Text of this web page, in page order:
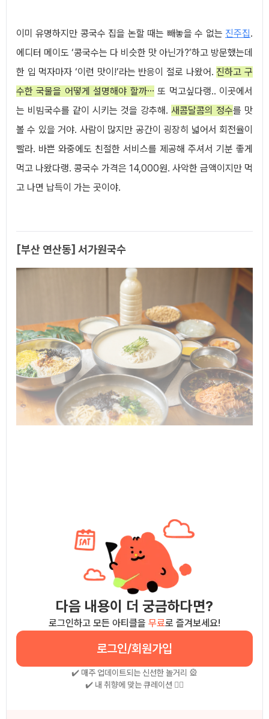
이미 유명하지만 콩국수 집을 논할 때는 빼놓을 수 없는 진주집.
에디터 메이도 ‘콩국수는 다 비슷한 맛 아닌가?’하고 방문했는데
한 입 먹자마자 ‘이런 맛이!’라는 반응이 절로 나왔어. 진하고 구
수한 국물을 어떻게 설명해야 할까… 또 먹고싶다랭.. 이곳에서
는 비빔국수를 같이 시키는 것을 강추해. 새콤달콤의 정수를 맛
볼 수 있을 거야. 사람이 많지만 공간이 굉장히 넓어서 회전율이
빨라. 바쁜 와중에도 친절한 서비스를 제공해 주셔서 기분 좋게
먹고 나왔다랭. 콩국수 가격은 14,000원. 사악한 금액이지만 먹
고 나면 납득이 가는 곳이야.
[부산 연산동] 서가원국수
다음 내용이 더 궁금하다면?
로그인하고 모든 아티클을 무료로 즐겨보세요!
로그인/회원가입
✔️ 매주 업데이트되는 신선한 놀거리 🎡
✔️ 내 취향에 맞는 큐레이션 🧚‍♀